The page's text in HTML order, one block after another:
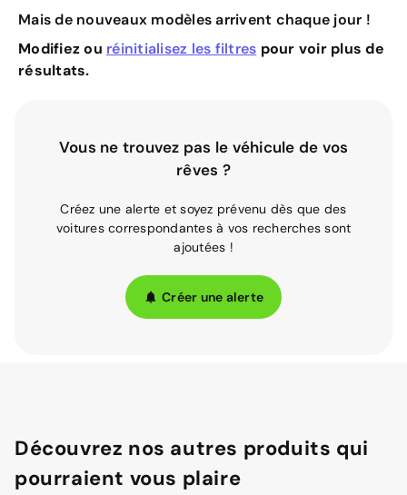
Mais de nouveaux modèles arrivent chaque jour !
Modifiez ou réinitialisez les filtres pour voir plus de
résultats.
Vous ne trouvez pas le véhicule de vos
rêves ?
Créez une alerte et soyez prévenu dès que des
voitures correspondantes à vos recherches sont
ajoutées !
Créer une alerte
Découvrez nos autres produits qui
pourraient vous plaire